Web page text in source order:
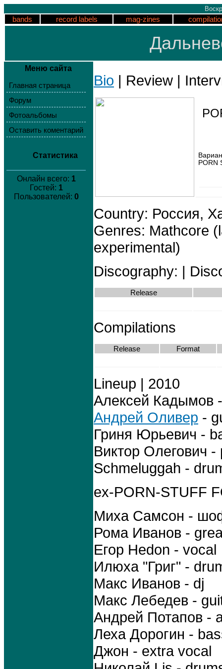
bands record labels mag-zines
Меню сайта
Главная страница
Форум
Фотоальбомы
Оставить коментарий
Статистика
Онлайн всего: 1
Гостей: 1
Пользователей: 0
Bio | Review |
PORN
Country: Россия,
Genres: Mathcore
experimental)
Discography: |
Release
Compilations
Release Format
Lineup | 2010
Алексей Кадымов
Андрей Оливер -
Гриня Юрьевич -
Виктор Олегович
Schmeluggah -
ex-PORN-STUFF
Миха Самсон -
Рома Иванов -
Егор Hedon - vocal
Илюха "Григ" -
Макс Иванов - dj
Макс Лебедев -
Андрей Потапов -
Леха Дорогин -
Джон - extra vocal